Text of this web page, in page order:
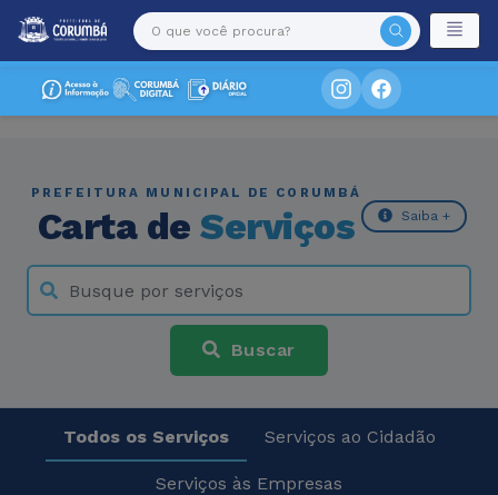
PREFEITURA MUNICIPAL DE CORUMBÁ
Carta de Serviços Saiba +
Buscar
Todos os Serviços Serviços ao Cidadão
Serviços às Empresas